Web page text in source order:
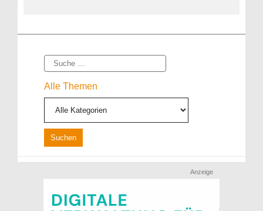
Suche
Alle Themen
Anzeige